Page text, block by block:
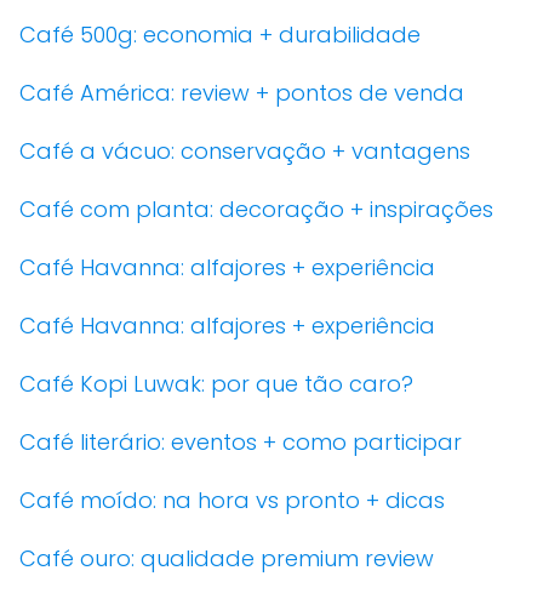
Café 500g: economia + durabilidade
Café América: review + pontos de venda
Café a vácuo: conservação + vantagens
Café com planta: decoração + inspirações
Café Havanna: alfajores + experiência
Café Havanna: alfajores + experiência
Café Kopi Luwak: por que tão caro?
Café literário: eventos + como participar
Café moído: na hora vs pronto + dicas
Café ouro: qualidade premium review